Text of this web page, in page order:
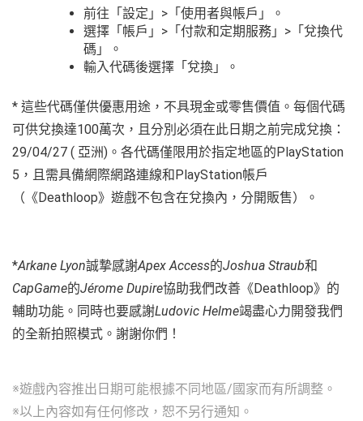
前往「設定」>「使用者與帳戶」。
選擇「帳戶」>「付款和定期服務」>「兌換代
碼」。
輸入代碼後選擇「兌換」。
* 這些代碼僅供優惠用途，不具現金或零售價值。每個代碼
可供兌換達100萬次，且分別必須在此日期之前完成兌換：
29/04/27 ( 亞洲)。各代碼僅限用於指定地區的PlayStation
5，且需具備網際網路連線和PlayStation帳戶
（《Deathloop》遊戲不包含在兌換內，分開販售）。
*Arkane Lyon誠摯感謝Apex Access的Joshua Straub和
CapGame的Jérome Dupire協助我們改善《Deathloop》的
輔助功能。同時也要感謝Ludovic Helme竭盡心力開發我們
的全新拍照模式。謝謝你們！
※遊戲內容推出日期可能根據不同地區/國家而有所調整。
※以上內容如有任何修改，恕不另行通知。